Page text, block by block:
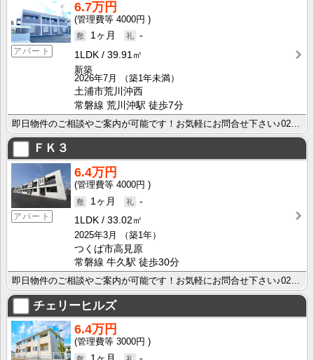
アパート
6.7万円
4000円
1ヶ月
-
1LDK
39.91㎡
新築
2026年7月
（築1年未満）
土浦市荒川沖西
常磐線 荒川沖駅 徒歩7分
ＦＫ３
アパート
6.4万円
4000円
1ヶ月
-
1LDK
33.02㎡
2025年3月
（築1年）
つくば市高見原
常磐線 牛久駅 徒歩30分
チェリーヒルズ
6.4万円
3000円